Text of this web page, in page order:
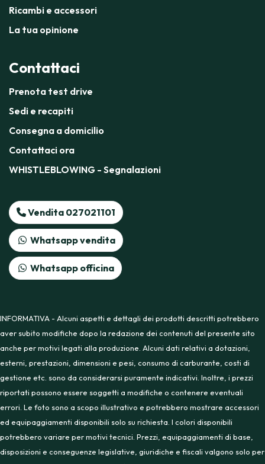
Ricambi e accessori
La tua opinione
Contattaci
Prenota test drive
Sedi e recapiti
Consegna a domicilio
Contattaci ora
WHISTLEBLOWING - Segnalazioni
Vendita 027021101
Whatsapp vendita
Whatsapp officina
INFORMATIVA - Alcuni aspetti e dettagli dei prodotti descritti potrebbero
aver subito modifiche dopo la redazione dei contenuti del presente sito
anche per motivi legati alla produzione. Alcuni dati relativi a dotazioni,
esterni, prestazioni, dimensioni e pesi, consumo di carburante, costi di
gestione etc. sono da considerarsi puramente indicativi. Inoltre, i prezzi
riportati possono essere soggetti a modifiche o contenere eventuali
errori. Le foto sono a scopo illustrativo e potrebbero mostrare accessori
ed equipaggiamenti disponibili solo su richiesta. I colori disponibili
potrebbero variare per motivi tecnici. Prezzi, equipaggiamenti di base,
disposizioni e conseguenze legislative, giuridiche e fiscali valgono solo per